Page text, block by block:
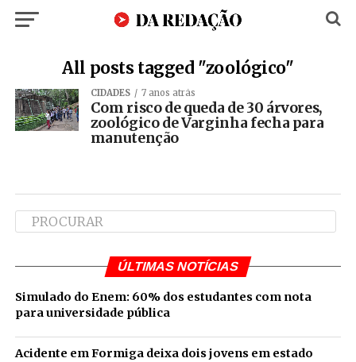
All posts tagged "zoológico"
CIDADES 7 anos atrás
Com risco de queda de 30 árvores,
zoológico de Varginha fecha para
manutenção
ÚLTIMAS NOTÍCIAS
Simulado do Enem: 60% dos estudantes com nota
para universidade pública
Acidente em Formiga deixa dois jovens em estado